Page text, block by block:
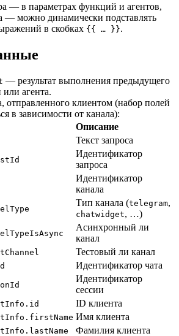
— в параметрах функций и агентов,
— можно динамически подставлять
в скобках {{ … }}.
— результат выполнения предыдущего
агента.
отправленного клиентом (набор полей
в зависимости от канала):
Описание
Текст запроса
Идентификатор
запроса
Идентификатор
канала
Тип канала (telegram,
chatwidget, …)
Асинхронный ли
канал
Тестовый ли канал
Идентификатор чата
Идентификатор
сессии
ID клиента
Имя клиента
Фамилия клиента